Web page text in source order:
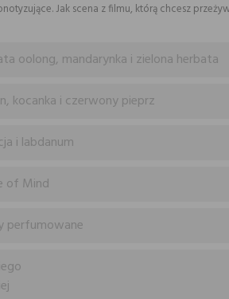
Jak scena z filmu, którą chcesz
oolong, mandarynka i zielona herbata
kocanka i czerwony pieprz
i labdanum
of Mind
perfumowane